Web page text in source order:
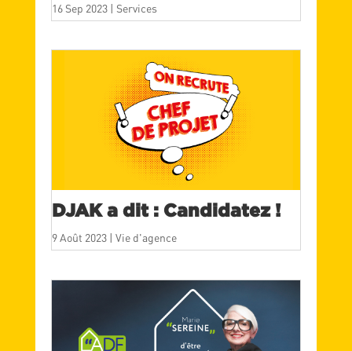
16 Sep 2023| Services
DJAK a dit : Candidatez !
9 Août 2023| Vie d'agence